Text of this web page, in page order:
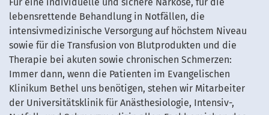
Für eine individuelle und sichere Narkose, für die
lebensrettende Behandlung in Notfällen, die
intensivmedizinische Versorgung auf höchstem Niveau
sowie für die Transfusion von Blutprodukten und die
Therapie bei akuten sowie chronischen Schmerzen:
Immer dann, wenn die Patienten im Evangelischen
Klinikum Bethel uns benötigen, stehen wir Mitarbeiter
der Universitätsklinik für Anästhesiologie, Intensiv-,